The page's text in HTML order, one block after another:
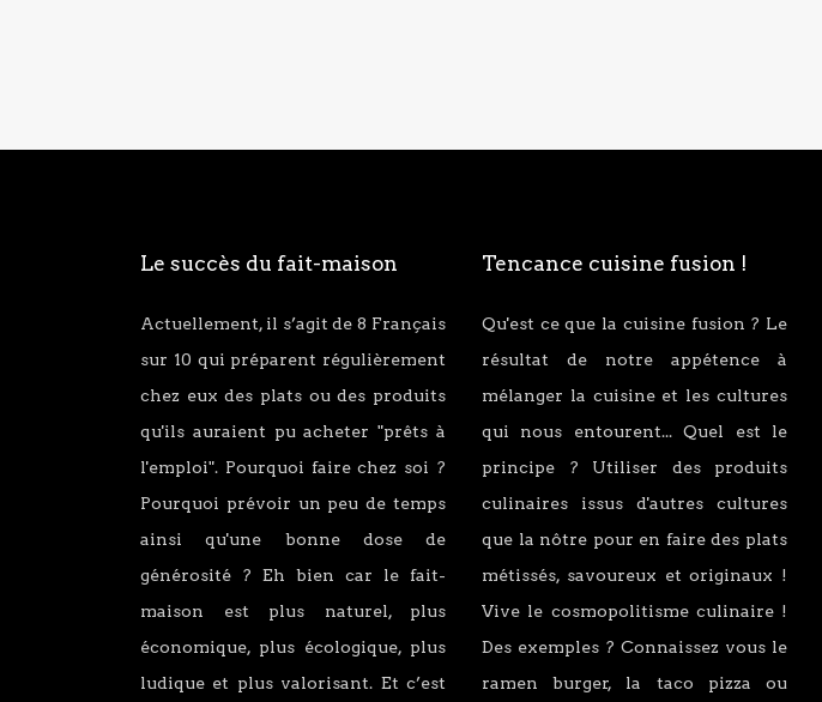
Le succès du fait-maison
Actuellement, il s’agit de 8 Français
sur 10 qui préparent régulièrement
chez eux des plats ou des produits
qu'ils auraient pu acheter "prêts à
l'emploi". Pourquoi faire chez soi ?
Pourquoi prévoir un peu de temps
ainsi qu'une bonne dose de
générosité ? Eh bien car le fait-
maison est plus naturel, plus
économique, plus écologique, plus
ludique et plus valorisant. Et c’est
Tencance cuisine fusion !
Qu'est ce que la cuisine fusion ? Le
résultat de notre appétence à
mélanger la cuisine et les cultures
qui nous entourent... Quel est le
principe ? Utiliser des produits
culinaires issus d'autres cultures
que la nôtre pour en faire des plats
métissés, savoureux et originaux !
Vive le cosmopolitisme culinaire !
Des exemples ? Connaissez vous le
ramen burger, la taco pizza ou